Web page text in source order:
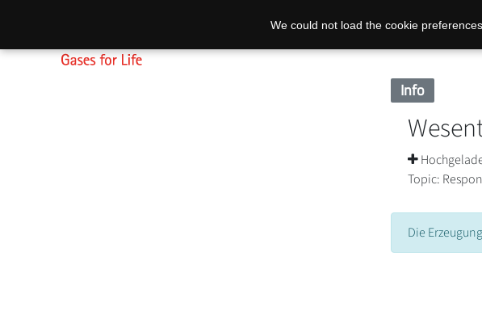
Info
Topic:
Die
We could not load the cookie